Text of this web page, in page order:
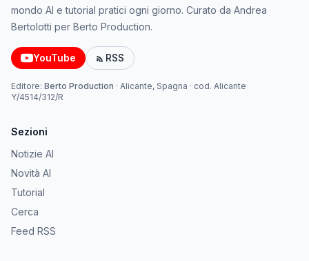
mondo AI e tutorial pratici ogni giorno. Curato da Andrea
Bertolotti per Berto Production.
YouTube RSS
Editore: Berto Production · Alicante, Spagna · cod. Alicante
Y/4514/312/R
Sezioni
Notizie AI
Novità AI
Tutorial
Cerca
Feed RSS